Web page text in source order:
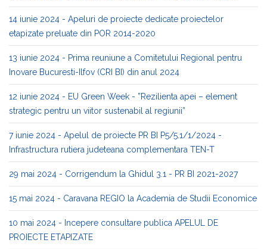
14 iunie 2024 - Apeluri de proiecte dedicate proiectelor
etapizate preluate din POR 2014-2020
13 iunie 2024 - Prima reuniune a Comitetului Regional pentru
Inovare Bucuresti-Ilfov (CRI BI) din anul 2024
12 iunie 2024 - EU Green Week - ”Rezilienta apei – element
strategic pentru un viitor sustenabil al regiunii”
7 iunie 2024 - Apelul de proiecte PR BI P5/5.1/1/2024 -
Infrastructura rutiera judeteana complementara TEN-T
29 mai 2024 - Corrigendum la Ghidul 3.1 - PR BI 2021-2027
15 mai 2024 - Caravana REGIO la Academia de Studii Economice
10 mai 2024 - Incepere consultare publica APELUL DE
PROIECTE ETAPIZATE